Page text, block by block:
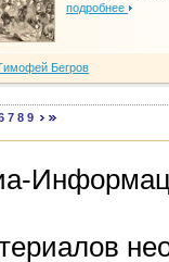
подробнее
Бегров
7 8 9